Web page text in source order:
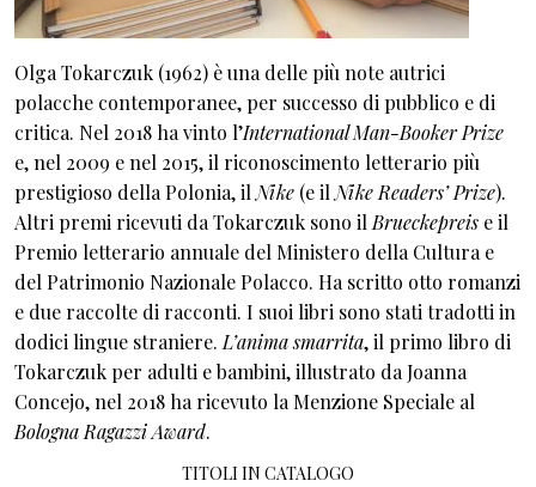
Olga Tokarczuk (1962) è una delle più note autrici
polacche contemporanee, per successo di pubblico e di
critica. Nel 2018 ha vinto l’International Man-Booker Prize
e, nel 2009 e nel 2015, il riconoscimento letterario più
prestigioso della Polonia, il Nike (e il Nike Readers’ Prize).
Altri premi ricevuti da Tokarczuk sono il Brueckepreis e il
Premio letterario annuale del Ministero della Cultura e
del Patrimonio Nazionale Polacco. Ha scritto otto romanzi
e due raccolte di racconti. I suoi libri sono stati tradotti in
dodici lingue straniere. L’anima smarrita, il primo libro di
Tokarczuk per adulti e bambini, illustrato da Joanna
Concejo, nel 2018 ha ricevuto la Menzione Speciale al
Bologna Ragazzi Award.
TITOLI IN CATALOGO